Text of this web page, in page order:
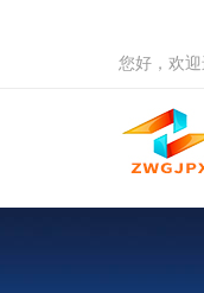
您好，欢